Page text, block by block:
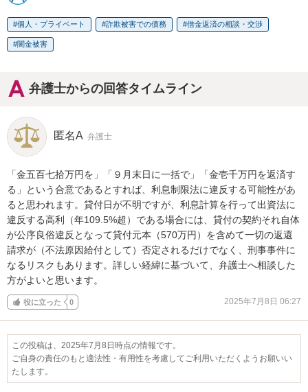
個人・プライベート 詐欺被害での債務 借金返済の相談・交渉
闇金被害
弁護士からの回答タイムライン
匿名A 弁護士
「金五百七拾万円を」「９月末日に一括で」「金壱千万円を返済す
る」という合意であるとすれば、利息制限法に違反する可能性があ
ると思われます。貸付日が不明ですが、利息計算を行って出資法に
違反する高利（年109.5%超）である場合には、貸付の契約それ自体
が公序良俗違反となって貸付元本（570万円）を含めて一切の返還
請求が（不法原因給付として）否定されるだけでなく、刑事事件に
なるリスクもあります。詳しい経緯に基づいて、弁護士へ相談した
方がよいと思います。
役に立った 0 2025年7月8日 06:27
この投稿は、2025年7月8日時点の情報です。
ご自身の責任のもと適法性・有用性を考慮してご利用いただくようお願いい
たします。